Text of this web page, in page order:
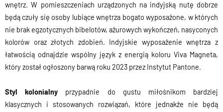
wnętrz. W pomieszczeniach urządzonych na indyjską nutę dobrze
będą czuły się osoby lubiące wnętrza bogato wyposażone, w których
nie brak egzotycznych bibelotów, ażurowych wykończeń, nasyconych
kolorów oraz złotych zdobień. Indyjskie wyposażenie wnętrza z
łatwością odnajdzie wspólny język z energią koloru Viva Magneta,
który został ogłoszony barwą roku 2023 przez Instytut Pantone.
Styl kolonialny przypadnie do gustu miłośnikom bardziej
klasycznych i stosowanych rozwiązań, które jednakże nie będą